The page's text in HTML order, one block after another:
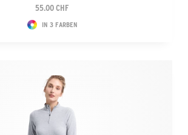
55.00 CHF
IN 3 FARBEN